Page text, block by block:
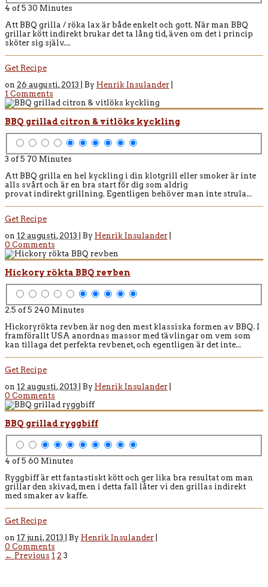
4 of 5 30 Minutes
Att BBQ grilla / röka lax är både enkelt och gott. När man BBQ
grillar kött indirekt brukar det ta lång tid, även om det i princip
sköter sig själv....
Get Recipe
on 26 augusti, 2013 | By Henrik Insulander
1 Comments
BBQ grillad citron & vitlöks kyckling
3 of 5 70 Minutes
Att BBQ grilla en hel kyckling i din klotgrill eller smoker är inte
alls svårt och är en bra start för dig som aldrig
provat indirekt grillning. Egentligen behöver man inte strula...
Get Recipe
on 12 augusti, 2013 | By Henrik Insulander
0 Comments
Hickory rökta BBQ revben
2.5 of 5 240 Minutes
Hickoryrökta revben är nog den mest klassiska formen av BBQ. I
framförallt USA anordnas massor med tävlingar om vem som
kan tillaga det perfekta revbenet, och egentligen är det inte...
Get Recipe
on 12 augusti, 2013 | By Henrik Insulander
0 Comments
BBQ grillad ryggbiff
4 of 5 60 Minutes
Ryggbiff är ett fantastiskt kött och ger lika bra resultat om man
grillar den skivad, men i detta fall låter vi den grillas indirekt
med smaker av kaffe.
Get Recipe
on 17 juni, 2013 | By Henrik Insulander
0 Comments
← Previous 1 2 3